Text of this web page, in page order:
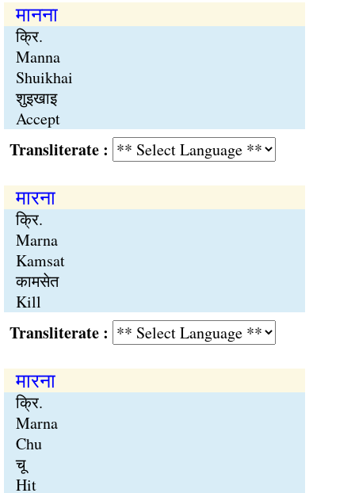
मानना
क्रि.
Manna
Shuikhai
शुइखाइ
Accept
:
मारना
क्रि.
Marna
Kamsat
कामसेत
Kill
:
मारना
क्रि.
Marna
Chu
चू
Hit